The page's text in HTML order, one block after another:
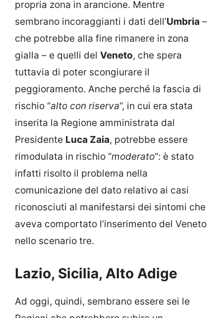
propria zona in arancione. Mentre
sembrano incoraggianti i dati dell’Umbria –
che potrebbe alla fine rimanere in zona
gialla – e quelli del Veneto, che spera
tuttavia di poter scongiurare il
peggioramento. Anche perché la fascia di
rischio “alto con riserva“, in cui era stata
inserita la Regione amministrata dal
Presidente Luca Zaia, potrebbe essere
rimodulata in rischio “moderato“: è stato
infatti risolto il problema nella
comunicazione del dato relativo ai casi
riconosciuti al manifestarsi dei sintomi che
aveva comportato l’inserimento del Veneto
nello scenario tre.
Lazio, Sicilia, Alto Adige
Ad oggi, quindi, sembrano essere sei le